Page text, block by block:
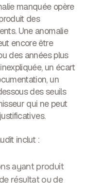
manquée opère
des
Une anomalie
encore être
des années plus
un écart
un
des seuils
qui ne peut
inclut :
ayant produit
résultat ou de